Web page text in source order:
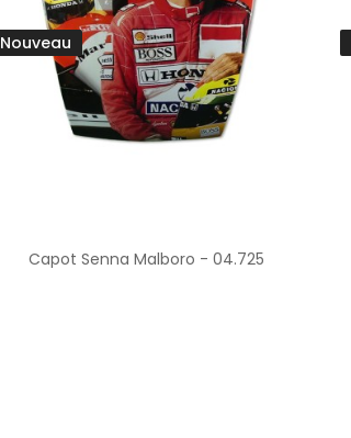
Nouveau
Capot Senna Malboro - 04.725